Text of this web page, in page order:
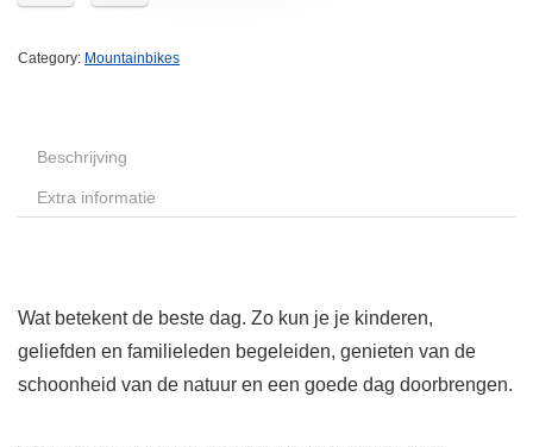
Category: Mountainbikes
Beschrijving
Extra informatie
Wat betekent de beste dag. Zo kun je je kinderen,
geliefden en familieleden begeleiden, genieten van de
schoonheid van de natuur en een goede dag doorbrengen.